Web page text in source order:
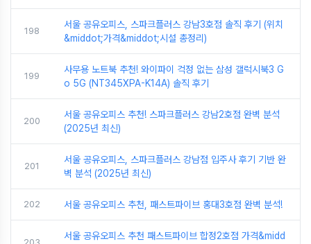
198
서울 공유오피스, 스파크플러스 강남3호점 솔직 후기 (위치
&middot;가격&middot;시설 총정리)
199
사무용 노트북 추천! 와이파이 걱정 없는 삼성 갤럭시북3 G
o 5G (NT345XPA-K14A) 솔직 후기
200
서울 공유오피스 추천! 스파크플러스 강남2호점 완벽 분석
(2025년 최신)
201
서울 공유오피스, 스파크플러스 강남점 입주사 후기 기반 완
벽 분석 (2025년 최신)
202 서울 공유오피스 추천, 패스트파이브 홍대3호점 완벽 분석!
서울 공유오피스 추천 패스트파이브 합정2호점 가격&midd